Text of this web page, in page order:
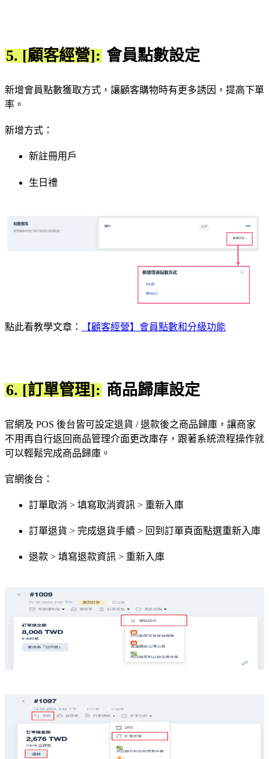
5. [顧客經營]: 會員點數設定
新增會員點數獲取方式，讓顧客購物時有更多誘因，提高下單
率。
新增方式：
新註冊用戶
生日禮
點此看教學文章： 【顧客經營】會員點數和分級功能
6. [訂單管理]: 商品歸庫設定
官網及 POS 後台皆可設定退貨 / 退款後之商品歸庫，讓商家
不用再自行返回商品管理介面更改庫存，跟著系統流程操作就
可以輕鬆完成商品歸庫。
官網後台：
訂單取消 > 填寫取消資訊 > 重新入庫
訂單退貨 > 完成退貨手續 > 回到訂單頁面點選重新入庫
退款 > 填寫退款資訊 > 重新入庫